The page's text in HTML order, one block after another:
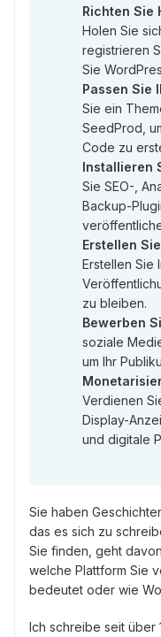
Richten Sie
Holen Sie
registrieren
Sie
Passen Sie
Sie ein
SeedProd,
Code zu
Installieren
Sie SEO-,
Backup-
Erstellen
Erstellen Sie
zu bleiben.
Bewerben
soziale
um Ihr
Verdienen
Display-
und digitale
Sie haben
das es sich zu
Sie finden, geht
welche Plattform Sie
bedeutet oder wie
Ich schreibe seit über